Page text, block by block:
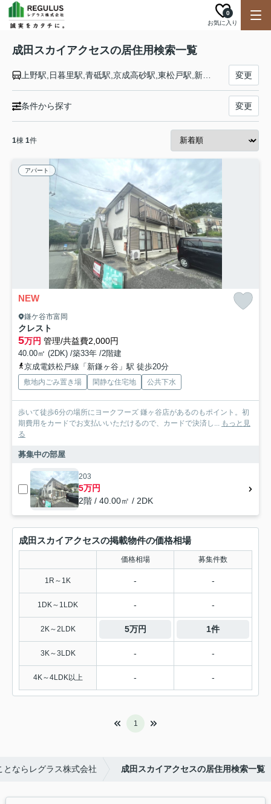
お気に入り
0
成田スカイアクセスの居住用検索一覧
変更
条件から探す 変更
1棟 1件
アパート
NEW
鎌ケ谷市富岡
クレスト
5万円 管理/共益費2,000円
40.00㎡ (2DK) /築33年 /2階建
京成電鉄松戸線「新鎌ヶ谷」駅 徒歩20分
敷地内ごみ置き場 閑静な住宅地 公共下水
歩いて徒歩6分の場所にヨークフーズ 鎌ヶ谷店があるのもポイント。初
期費用をカードでお支払いいただけるので、カードで決済し... もっと見
る
募集中の部屋
203
5万円
2階 / 40.00㎡ / 2DK
成田スカイアクセスの掲載物件の価格相場
価格相場 募集件数
1R～1K - -
1DK～1LDK - -
2K～2LDK 5万円 1件
3K～3LDK - -
4K～4LDK以上 - -
1
ならレグラス株式会社 成田スカイアクセスの居住用検索一覧